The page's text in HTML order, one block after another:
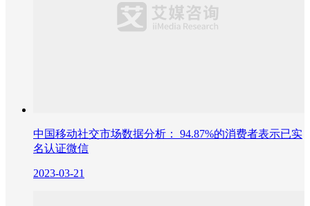
中国移动社交市场数据分析： 94.87%的消费者表示已实
名认证微信
2023-03-21